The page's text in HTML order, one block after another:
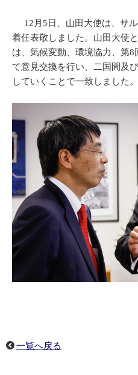
12月5日、山田大使は、サ
着任表敬しました。山田大使
は、気候変動、環境協力、第
て意見交換を行い、二国間及
していくことで一致しました。
一覧へ戻る